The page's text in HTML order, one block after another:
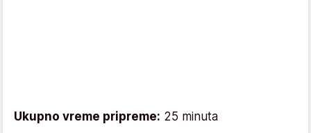
Ukupno vreme pripreme: 25 minuta